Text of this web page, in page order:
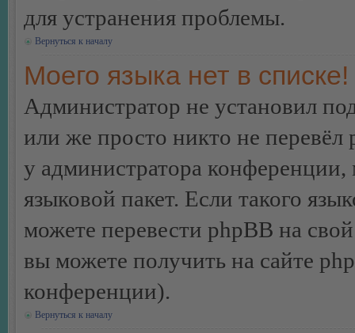
для устранения проблемы.
Вернуться к началу
Моего языка нет в списке!
Администратор не установил
или же просто никто не
у администратора
языковой пакет. Если такого
можете перевести phpBB на
вы можете получить на сайте
конференции).
Вернуться к началу